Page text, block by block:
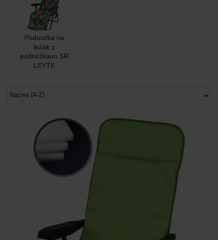
Poduszka na
leżak z
podnóżkiem SR
LEYTE